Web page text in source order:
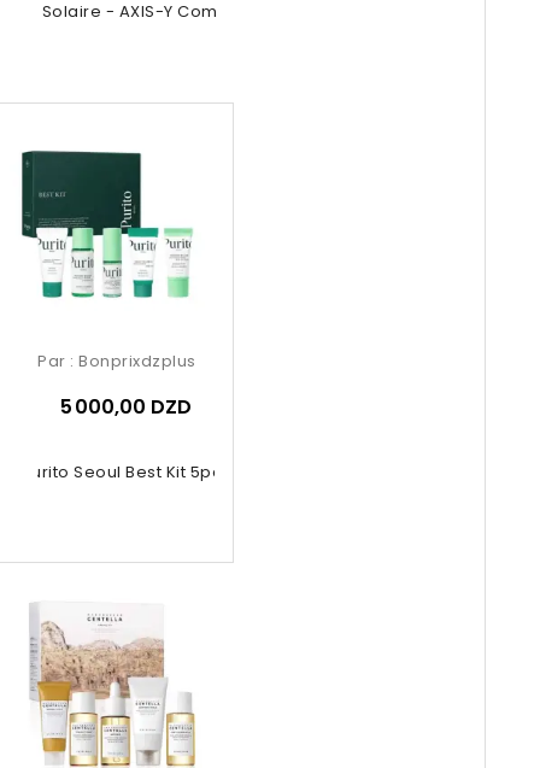
Solaire - AXIS-Y Complete...
Purito Seoul Best Kit 5pcs
Par : Bonprixdzplus
5 000,00 DZD